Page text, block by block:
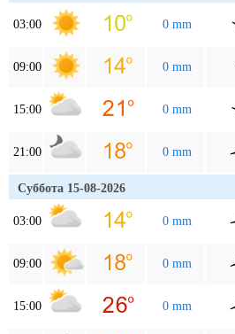
03:00 0 mm
09:00 0 mm
15:00 0 mm
21:00 0 mm
Суббота 15-08-2026
03:00 0 mm
09:00 0 mm
15:00 0 mm